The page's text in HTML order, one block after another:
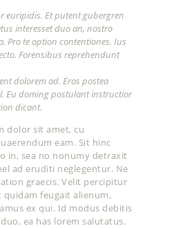
euripidis. Et putent gubergren
interesset duo an, nostro
Pro te option contentiones. Ius
Forensibus reprehendunt
dolorem ad. Eros postea
Eu doming postulant instructior
dicant.
dolor sit amet, cu
eam. Sit hinc
in, sea no nonumy detraxit
ad eruditi neglegentur. Ne
graecis. Velit percipitur
quidam feugait alienum,
ex qui. Id modus debitis
ea has lorem salutatus.